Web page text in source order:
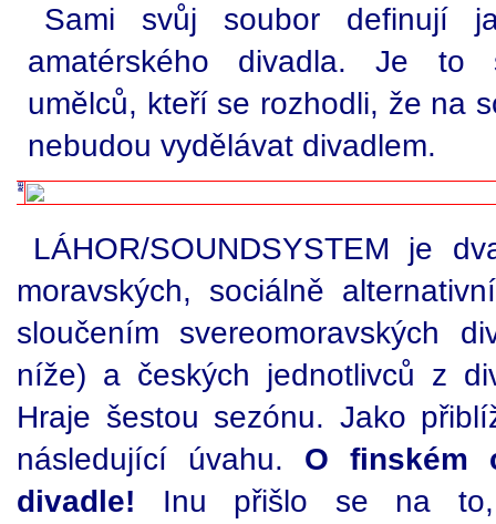
Sami svůj soubor definují
amatérského divadla. Je to
umělců, kteří se rozhodli, že na
nebudou vydělávat divadlem.
LÁHOR/SOUNDSYSTEM je
moravských, sociálně
sloučením svereomoravských
níže) a českých jednotlivců z
Hraje šestou sezónu. Jako
následující úvahu. O finském
divadle! Inu přišlo se na